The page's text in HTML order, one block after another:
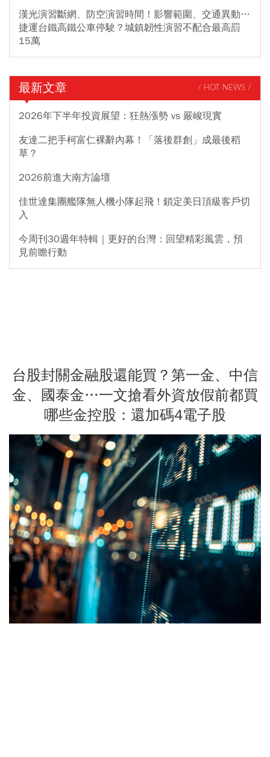
漢光演習斷網、防空演習時間！影響範圍、交通異動…
捷運台鐵高鐵公車停駛？城鎮韌性演習不配合最高罰
15萬
最新文章 / HOT NEWS /
2026年下半年投資展望：狂熱漲勢 vs 嚴峻現實
友達二把手柯富仁裸辭內幕！「落後群創」成最後稻
草？
2026前進大南方論壇
佳世達集團艦隊無人機小隊起飛！鎖定美日頂級客戶切
入
今周刊30週年特輯｜更好的台灣：回望精彩風雲，預
見前瞻行動
台股封關金融股還能買？第一金、中信
金、國泰金…一文搶看外資放假前都買
哪些金控股：還加碼4電子股